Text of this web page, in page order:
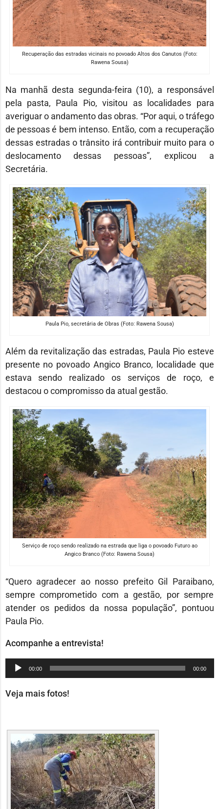
Recuperação das estradas vicinais no povoado Altos dos Canutos (Foto:
Rawena Sousa)
Na manhã desta segunda-feira (10), a responsável
pela pasta, Paula Pio, visitou as localidades para
averiguar o andamento das obras. “Por aqui, o tráfego
de pessoas é bem intenso. Então, com a recuperação
dessas estradas o trânsito irá contribuir muito para o
deslocamento dessas pessoas”, explicou a
Secretária.
Paula Pio, secretária de Obras (Foto: Rawena Sousa)
Além da revitalização das estradas, Paula Pio esteve
presente no povoado Angico Branco, localidade que
estava sendo realizado os serviços de roço, e
destacou o compromisso da atual gestão.
Serviço de roço sendo realizado na estrada que liga o povoado Futuro ao
Angico Branco (Foto: Rawena Sousa)
“Quero agradecer ao nosso prefeito Gil Paraibano,
sempre comprometido com a gestão, por sempre
atender os pedidos da nossa população”, pontuou
Paula Pio.
Acompanhe a entrevista!
Tocador
de
áudio
00:00 00:00
Veja mais fotos!